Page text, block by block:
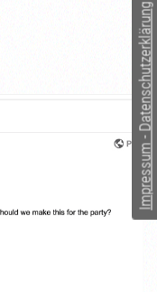
Impressum - Datenschutzerklärung